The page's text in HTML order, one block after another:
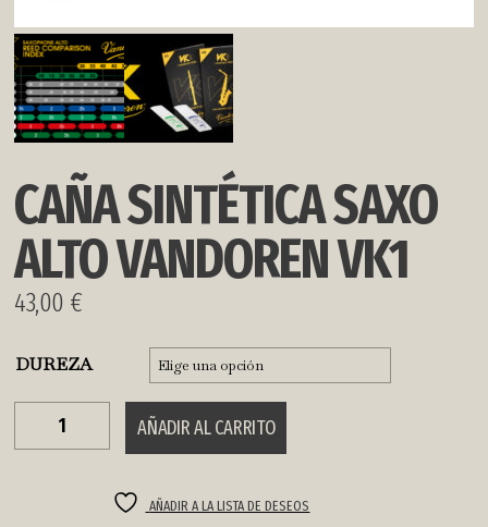
CAÑA SINTÉTICA SAXO
ALTO VANDOREN VK1
43,00 €
DUREZA
CAÑA
SINTÉTICA
VANDOREN
AÑADIR AL CARRITO
AÑADIR A LA LISTA DE DESEOS